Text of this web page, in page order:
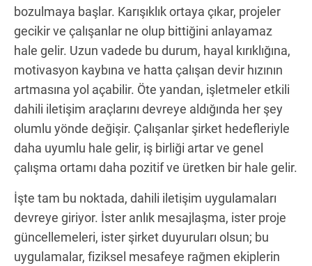
bozulmaya başlar. Karışıklık ortaya çıkar, projeler
gecikir ve çalışanlar ne olup bittiğini anlayamaz
hale gelir. Uzun vadede bu durum, hayal kırıklığına,
motivasyon kaybına ve hatta çalışan devir hızının
artmasına yol açabilir. Öte yandan, işletmeler etkili
dahili iletişim araçlarını devreye aldığında her şey
olumlu yönde değişir. Çalışanlar şirket hedefleriyle
daha uyumlu hale gelir, iş birliği artar ve genel
çalışma ortamı daha pozitif ve üretken bir hale gelir.
İşte tam bu noktada, dahili iletişim uygulamaları
devreye giriyor. İster anlık mesajlaşma, ister proje
güncellemeleri, ister şirket duyuruları olsun; bu
uygulamalar, fiziksel mesafeye rağmen ekiplerin